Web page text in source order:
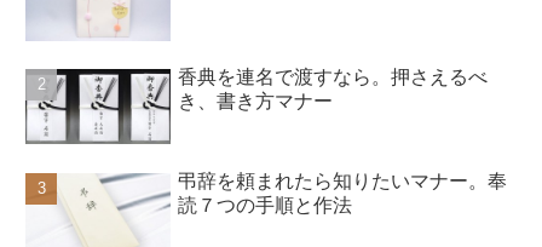
香典を連名で渡すなら。押さえるべ
き、書き方マナー
弔辞を頼まれたら知りたいマナー。奉
読７つの手順と作法